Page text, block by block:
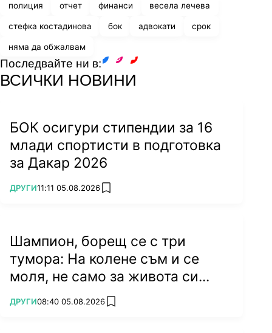
полиция отчет финанси весела лечева
стефка костадинова бок адвокати срок
няма да обжалвам
Последвайте ни в:
ВСИЧКИ НОВИНИ
БОК осигури стипендии за 16
млади спортисти в подготовка
за Дакар 2026
ПОВЕЧЕ ОТ
ДРУГИ11:11 05.08.2026 add favorites
Шампион, борещ се с три
тумора: На колене съм и се
моля, не само за живота си...
ПОВЕЧЕ ОТ
ДРУГИ08:40 05.08.2026 add favorites